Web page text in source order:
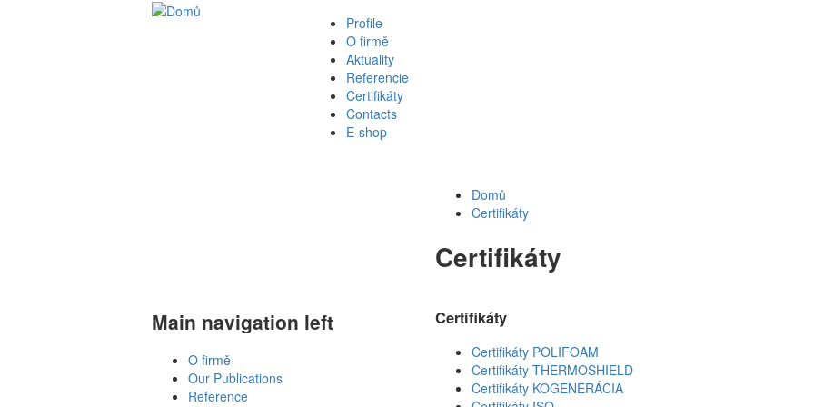
Profile
O firmě
Aktuality
Referencie
Certifikáty
Contacts
E-shop
Domů
Certifikáty
Certifikáty
Certifikáty
Certifikáty POLIFOAM
Certifikáty THERMOSHIELD
Certifikáty KOGENERÁCIA
Main navigation left
O firmě
Our Publications
Reference